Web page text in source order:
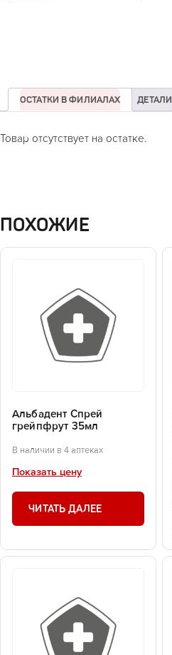
ОСТАТКИ В ФИЛИАЛАХ ДЕТАЛИ
Товар отсутствует на остатке.
ПОХОЖИЕ
Альбадент Спрей
грейпфрут 35мл
В наличии в 4 аптеках
Показать цену
ЧИТАТЬ ДАЛЕЕ